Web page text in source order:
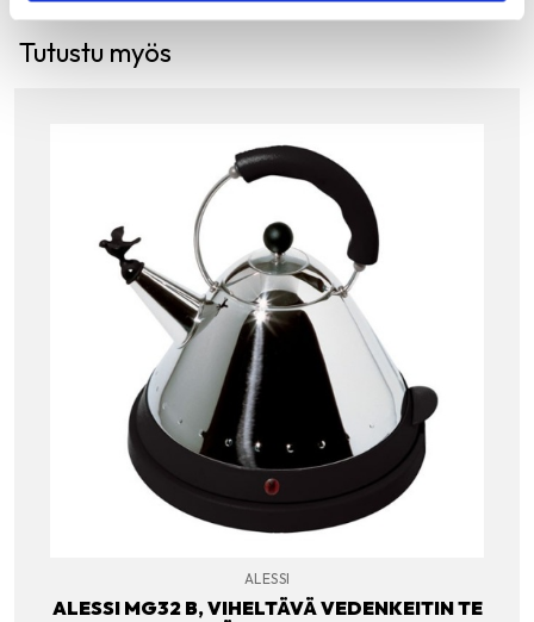
Tutustu myös
ALESSI
ALESSI MG32 B, VIHELTÄVÄ VEDENKEITIN TE